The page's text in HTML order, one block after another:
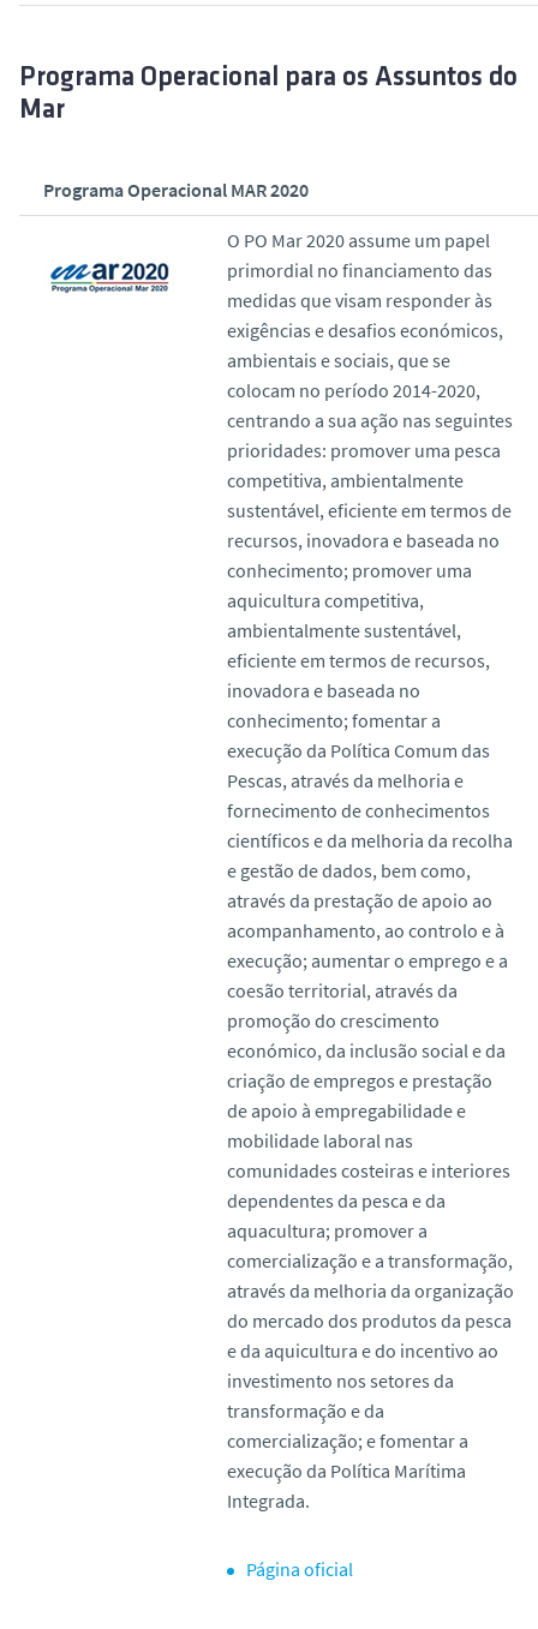
Programa Operacional para os Assuntos do
Mar
Programa Operacional MAR 2020
O PO Mar 2020 assume um papel
primordial no financiamento das
medidas que visam responder às
exigências e desafios económicos,
ambientais e sociais, que se
colocam no período 2014-2020,
centrando a sua ação nas seguintes
prioridades: promover uma pesca
competitiva, ambientalmente
sustentável, eficiente em termos de
recursos, inovadora e baseada no
conhecimento; promover uma
aquicultura competitiva,
ambientalmente sustentável,
eficiente em termos de recursos,
inovadora e baseada no
conhecimento; fomentar a
execução da Política Comum das
Pescas, através da melhoria e
fornecimento de conhecimentos
científicos e da melhoria da recolha
e gestão de dados, bem como,
através da prestação de apoio ao
acompanhamento, ao controlo e à
execução; aumentar o emprego e a
coesão territorial, através da
promoção do crescimento
económico, da inclusão social e da
criação de empregos e prestação
de apoio à empregabilidade e
mobilidade laboral nas
comunidades costeiras e interiores
dependentes da pesca e da
aquacultura; promover a
comercialização e a transformação,
através da melhoria da organização
do mercado dos produtos da pesca
e da aquicultura e do incentivo ao
investimento nos setores da
transformação e da
comercialização; e fomentar a
execução da Política Marítima
Integrada.
Página oficial